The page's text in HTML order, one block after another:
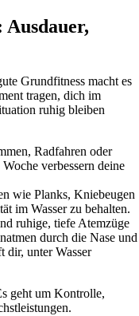
Grundfitness macht es
tragen, dich im
ruhig bleiben
Radfahren oder
verbessern deine
wie Planks, Kniebeugen
im Wasser zu behalten.
ruhige, tiefe Atemzüge
durch die Nase und
dir, unter Wasser
geht um Kontrolle,